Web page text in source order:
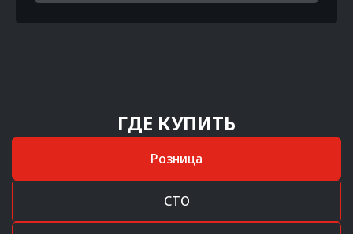
ГДЕ КУПИТЬ
Розница
СТО